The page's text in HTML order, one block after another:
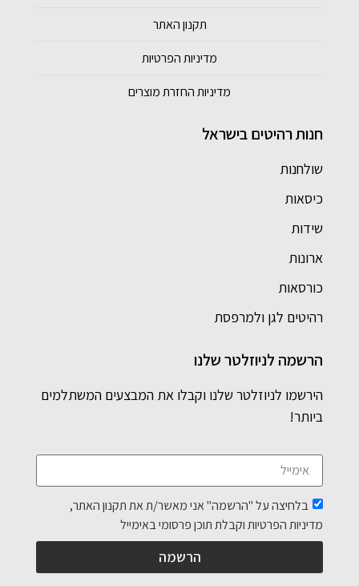
תקנון האתר
מדיניות הפרטיות
מדיניות החזרת מוצרים
חנות רהיטים בישראל
שולחנות
כיסאות
שידות
ארונות
כורסאות
רהיטים לגן ולמרפסת
הרשמה לניוזלטר שלנו
הירשמו לניוזלטר שלנו וקבלו את המבצעים המשתלמים
ביותר!
בלחיצה על "הרשמה" אני מאשר/ת את תקנון האתר,
מדיניות הפרטיות וקבלת תוכן פרסומי באימייל
הרשמה